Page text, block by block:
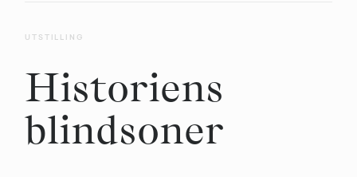
UTSTILLING
Historiens
blindsoner